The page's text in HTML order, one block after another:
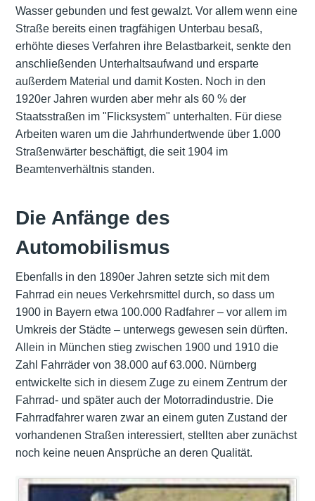
Wasser gebunden und fest gewalzt. Vor allem wenn eine
Straße bereits einen tragfähigen Unterbau besaß,
erhöhte dieses Verfahren ihre Belastbarkeit, senkte den
anschließenden Unterhaltsaufwand und ersparte
außerdem Material und damit Kosten. Noch in den
1920er Jahren wurden aber mehr als 60 % der
Staatsstraßen im "Flicksystem" unterhalten. Für diese
Arbeiten waren um die Jahrhundertwende über 1.000
Straßenwärter beschäftigt, die seit 1904 im
Beamtenverhältnis standen.
Die Anfänge des
Automobilismus
Ebenfalls in den 1890er Jahren setzte sich mit dem
Fahrrad ein neues Verkehrsmittel durch, so dass um
1900 in Bayern etwa 100.000 Radfahrer – vor allem im
Umkreis der Städte – unterwegs gewesen sein dürften.
Allein in München stieg zwischen 1900 und 1910 die
Zahl Fahrräder von 38.000 auf 63.000. Nürnberg
entwickelte sich in diesem Zuge zu einem Zentrum der
Fahrrad- und später auch der Motorradindustrie. Die
Fahrradfahrer waren zwar an einem guten Zustand der
vorhandenen Straßen interessiert, stellten aber zunächst
noch keine neuen Ansprüche an deren Qualität.